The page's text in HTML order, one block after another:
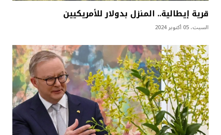
قرية إيطالية.. المنزل بدولار للأمريكيين
السبت، 05 أكتوبر 2024